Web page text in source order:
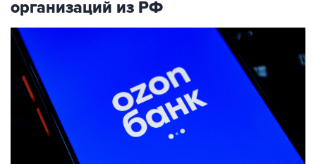
организаций из РФ